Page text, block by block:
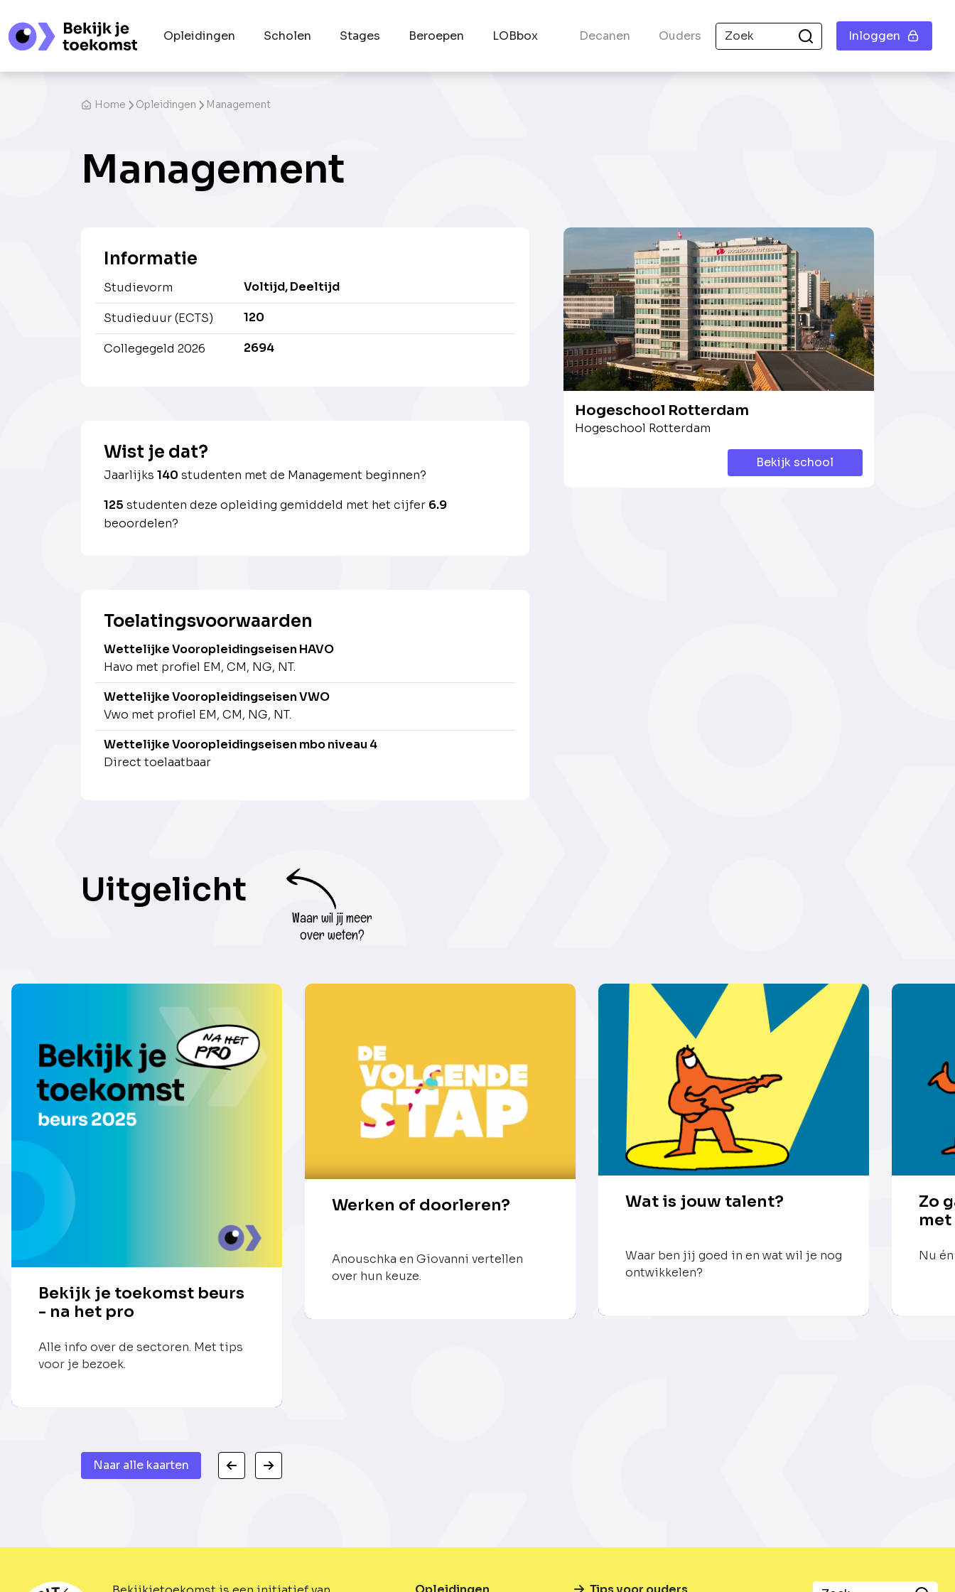
Opleidingen Scholen Stages Beroepen LOBbox Decanen Ouders Inloggen
Home Opleidingen Management
Management
Informatie
Studievorm Voltijd, Deeltijd
Studieduur (ECTS) 120
Collegegeld 2026 2694
Wist je dat?
Jaarlijks 140 studenten met de Management beginnen?
125 studenten deze opleiding gemiddeld met het cijfer 6.9
beoordelen?
Toelatingsvoorwaarden
Wettelijke Vooropleidingseisen HAVO
Havo met profiel EM, CM, NG, NT.
Wettelijke Vooropleidingseisen VWO
Vwo met profiel EM, CM, NG, NT.
Wettelijke Vooropleidingseisen mbo niveau 4
Direct toelaatbaar
Hogeschool Rotterdam
Hogeschool Rotterdam
Bekijk school
Uitgelicht
Waar wil jij meer
over weten?
Bekijk je toekomst beurs
- na het pro
Alle info over de sectoren. Met tips
voor je bezoek.
Werken of doorleren?
Anouschka en Giovanni vertellen
over hun keuze.
Wat is jouw talent?
Waar ben jij goed in en wat wil je nog
ontwikkelen?
Zo
Nu
Naar alle kaarten